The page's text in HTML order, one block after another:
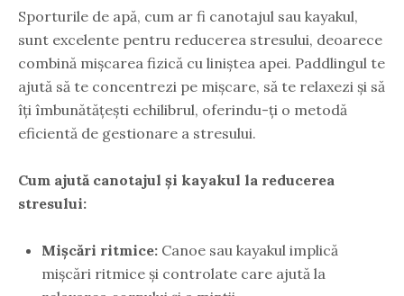
Sporturile de apă, cum ar fi canotajul sau kayakul,
sunt excelente pentru reducerea stresului, deoarece
combină mișcarea fizică cu liniștea apei. Paddlingul te
ajută să te concentrezi pe mișcare, să te relaxezi și să
îți îmbunătățești echilibrul, oferindu-ți o metodă
eficientă de gestionare a stresului.
Cum ajută canotajul și kayakul la reducerea
stresului:
Mișcări ritmice: Canoe sau kayakul implică
mișcări ritmice și controlate care ajută la